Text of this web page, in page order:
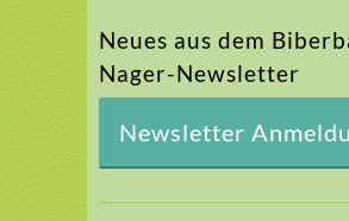
Neues aus dem
Nager-Newsletter
Newsletter